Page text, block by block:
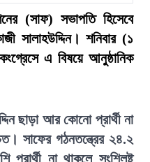
(সাফ) সভাপতি হিসেবে
সালাহউদ্দিন। শনিবার (১
এ বিষয়ে আনুষ্ঠানিক
ছাড়া আর কোনো প্রার্থী না
সাফের গঠনতন্ত্রের ২৪.২
প্রার্থী না থাকলে সংশ্লিষ্ট